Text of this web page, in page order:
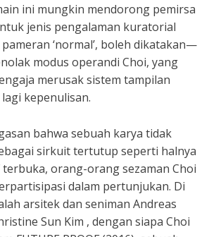
ini mungkin mendorong pemirsa
jenis pengalaman kuratorial
‘normal’, boleh dikatakan—
modus operandi Choi, yang
merusak sistem tampilan
kepenulisan.
bahwa sebuah karya tidak
sirkuit tertutup seperti halnya
orang-orang sezaman Choi
dalam pertunjukan. Di
arsitek dan seniman Andreas
Sun Kim , dengan siapa Choi